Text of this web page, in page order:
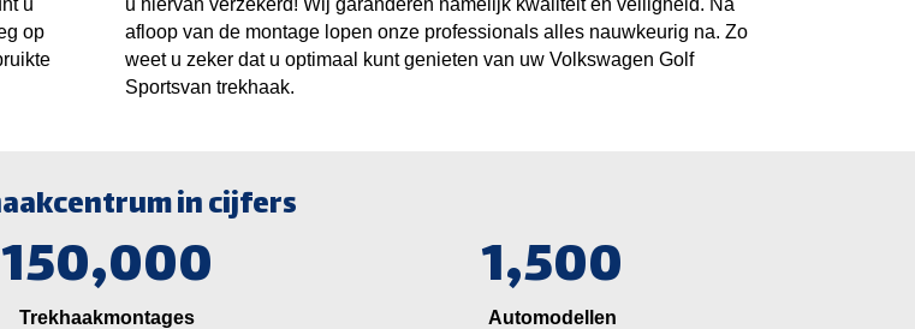
u
op
u hiervan verzekerd! Wij garanderen namelijk kwaliteit en veiligheid. Na
afloop van de montage lopen onze professionals alles nauwkeurig na. Zo
weet u zeker dat u optimaal kunt genieten van uw Volkswagen Golf
Sportsvan trekhaak.
in cijfers
150,000
Trekhaakmontages
1,500
Automodellen